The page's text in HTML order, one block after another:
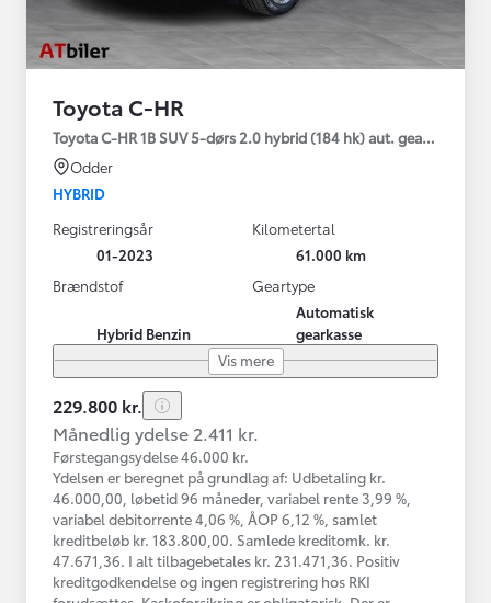
Toyota C-HR
Toyota C-HR 1B SUV 5-dørs 2.0 hybrid (184 hk) aut. gear C-HIC
Odder
HYBRID
Registreringsår
01-2023
Kilometertal
61.000 km
Brændstof
Hybrid Benzin
Geartype
Automatisk
gearkasse
Vis mere
229.800 kr.
Månedlig ydelse 2.411 kr.
Førstegangsydelse 46.000 kr.
Ydelsen er beregnet på grundlag af: Udbetaling kr.
46.000,00, løbetid 96 måneder, variabel rente 3,99 %,
variabel debitorrente 4,06 %, ÅOP 6,12 %, samlet
kreditbeløb kr. 183.800,00. Samlede kreditomk. kr.
47.671,36. I alt tilbagebetales kr. 231.471,36. Positiv
kreditgodkendelse og ingen registrering hos RKI